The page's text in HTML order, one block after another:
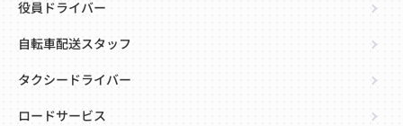
役員ドライバー
自転車配送スタッフ
タクシードライバー
ロードサービス